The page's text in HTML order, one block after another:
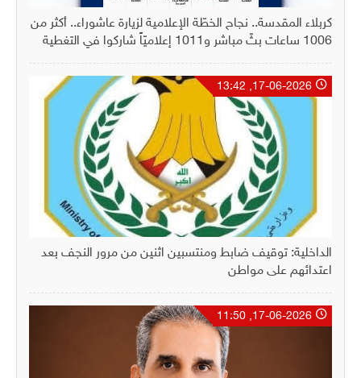
كربلاء المقدسة.. نجاح الخطّة الإعلامية لزيارة عاشوراء.. أكثر من
1006 ساعات بثّ مباشر و1011 إعلاميّاً شاركوا في التغطية
الداخلية: توقيف ضابط ومنتسبين اثنين من مرور النجف بعد
اعتدائهم على مواطن